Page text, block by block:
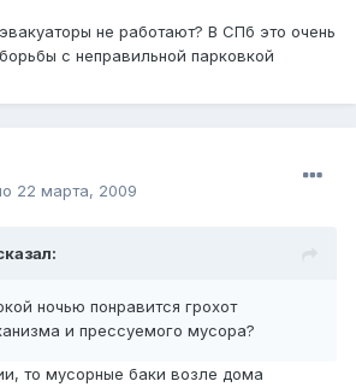
не работают? В СПб это очень
с неправильной парковкой
22 марта, 2009
ночью понравится грохот
и прессуемого мусора?
то мусорные баки возле дома